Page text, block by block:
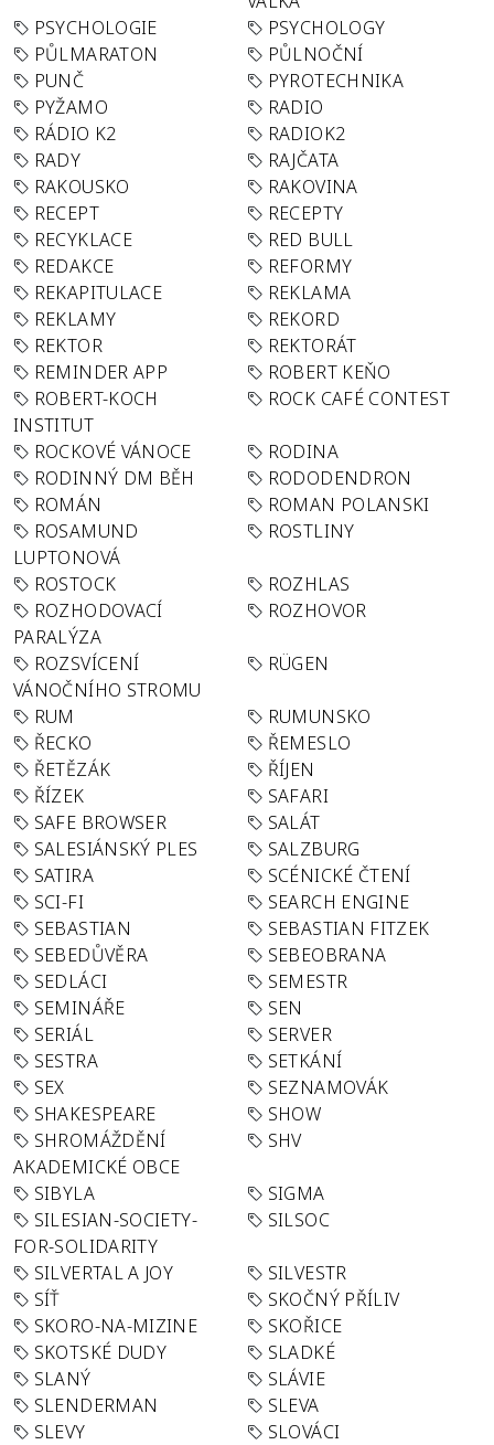
PSYCHOLOGIE
PSYCHOLOGY
PŮLMARATON
PŮLNOČNÍ
PUNČ
PYROTECHNIKA
PYŽAMO
RADIO
RÁDIO K2
RADIOK2
RADY
RAJČATA
RAKOUSKO
RAKOVINA
RECEPT
RECEPTY
RECYKLACE
RED BULL
REDAKCE
REFORMY
REKAPITULACE
REKLAMA
REKLAMY
REKORD
REKTOR
REKTORÁT
REMINDER APP
ROBERT KEŇO
ROBERT-KOCH
INSTITUT
ROCK CAFÉ CONTEST
ROCKOVÉ VÁNOCE
RODINA
RODINNÝ DM BĚH
RODODENDRON
ROMÁN
ROMAN POLANSKI
ROSAMUND
LUPTONOVÁ
ROSTLINY
ROSTOCK
ROZHLAS
ROZHODOVACÍ
PARALÝZA
ROZHOVOR
ROZSVÍCENÍ
VÁNOČNÍHO STROMU
RÜGEN
RUM
RUMUNSKO
ŘECKO
ŘEMESLO
ŘETĚZÁK
ŘÍJEN
ŘÍZEK
SAFARI
SAFE BROWSER
SALÁT
SALESIÁNSKÝ PLES
SALZBURG
SATIRA
SCÉNICKÉ ČTENÍ
SCI-FI
SEARCH ENGINE
SEBASTIAN
SEBASTIAN FITZEK
SEBEDŮVĚRA
SEBEOBRANA
SEDLÁCI
SEMESTR
SEMINÁŘE
SEN
SERIÁL
SERVER
SESTRA
SETKÁNÍ
SEX
SEZNAMOVÁK
SHAKESPEARE
SHOW
SHROMÁŽDĚNÍ
AKADEMICKÉ OBCE
SHV
SIBYLA
SIGMA
SILESIAN-SOCIETY-
FOR-SOLIDARITY
SILSOC
SILVERTAL A JOY
SILVESTR
SÍŤ
SKOČNÝ PŘÍLIV
SKORO-NA-MIZINE
SKOŘICE
SKOTSKÉ DUDY
SLADKÉ
SLANÝ
SLÁVIE
SLENDERMAN
SLEVA
SLEVY
SLOVÁCI